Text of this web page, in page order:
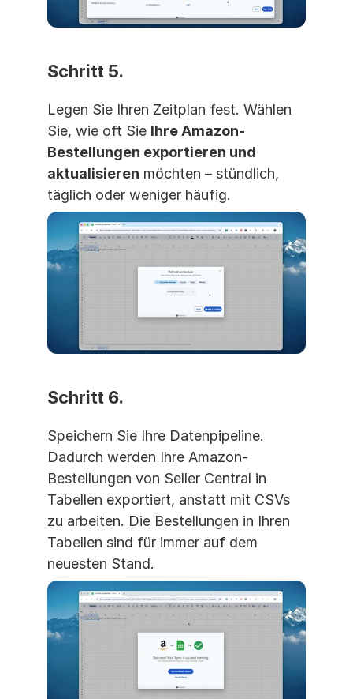
Schritt 5.
Legen Sie Ihren Zeitplan fest. Wählen
Sie, wie oft Sie Ihre Amazon-
Bestellungen exportieren und
aktualisieren möchten – stündlich,
täglich oder weniger häufig.
Schritt 6.
Speichern Sie Ihre Datenpipeline.
Dadurch werden Ihre Amazon-
Bestellungen von Seller Central in
Tabellen exportiert, anstatt mit CSVs
zu arbeiten. Die Bestellungen in Ihren
Tabellen sind für immer auf dem
neuesten Stand.